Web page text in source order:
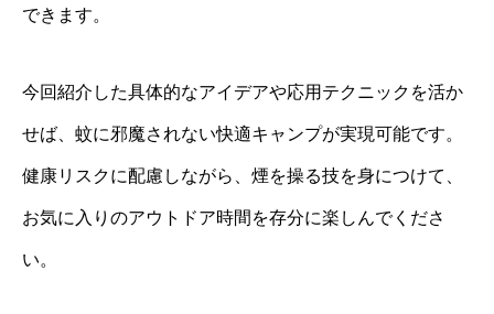
できます。
今回紹介した具体的なアイデアや応用テクニックを活か
せば、蚊に邪魔されない快適キャンプが実現可能です。
健康リスクに配慮しながら、煙を操る技を身につけて、
お気に入りのアウトドア時間を存分に楽しんでくださ
い。